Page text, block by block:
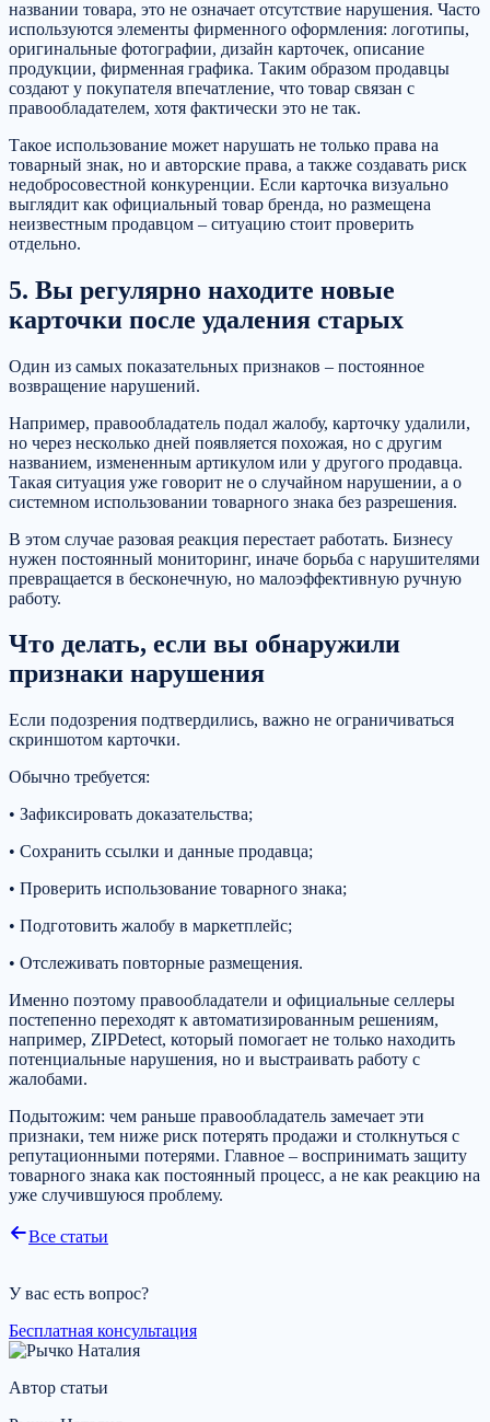
названии товара, это не означает отсутствие нарушения. Часто
используются элементы фирменного оформления: логотипы,
оригинальные фотографии, дизайн карточек, описание
продукции, фирменная графика. Таким образом продавцы
создают у покупателя впечатление, что товар связан с
правообладателем, хотя фактически это не так.
Такое использование может нарушать не только права на
товарный знак, но и авторские права, а также создавать риск
недобросовестной конкуренции. Если карточка визуально
выглядит как официальный товар бренда, но размещена
неизвестным продавцом – ситуацию стоит проверить
отдельно.
5. Вы регулярно находите новые
карточки после удаления старых
Один из самых показательных признаков – постоянное
возвращение нарушений.
Например, правообладатель подал жалобу, карточку удалили,
но через несколько дней появляется похожая, но с другим
названием, измененным артикулом или у другого продавца.
Такая ситуация уже говорит не о случайном нарушении, а о
системном использовании товарного знака без разрешения.
В этом случае разовая реакция перестает работать. Бизнесу
нужен постоянный мониторинг, иначе борьба с нарушителями
превращается в бесконечную, но малоэффективную ручную
работу.
Что делать, если вы обнаружили
признаки нарушения
Если подозрения подтвердились, важно не ограничиваться
скриншотом карточки.
Обычно требуется:
• Зафиксировать доказательства;
• Сохранить ссылки и данные продавца;
• Проверить использование товарного знака;
• Подготовить жалобу в маркетплейс;
• Отслеживать повторные размещения.
Именно поэтому правообладатели и официальные селлеры
постепенно переходят к автоматизированным решениям,
например, ZIPDetect, который помогает не только находить
потенциальные нарушения, но и выстраивать работу с
жалобами.
Подытожим: чем раньше правообладатель замечает эти
признаки, тем ниже риск потерять продажи и столкнуться с
репутационными потерями. Главное – воспринимать защиту
товарного знака как постоянный процесс, а не как реакцию на
уже случившуюся проблему.
Все статьи
У вас есть вопрос?
Бесплатная консультация
Автор статьи